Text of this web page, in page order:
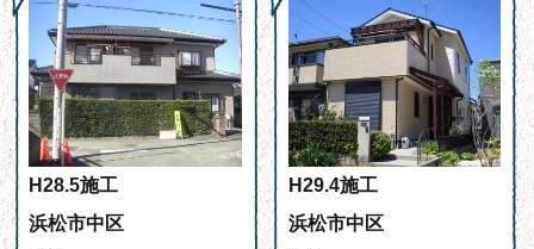
H28.5施工
浜松市中区
H29.4施工
浜松市中区